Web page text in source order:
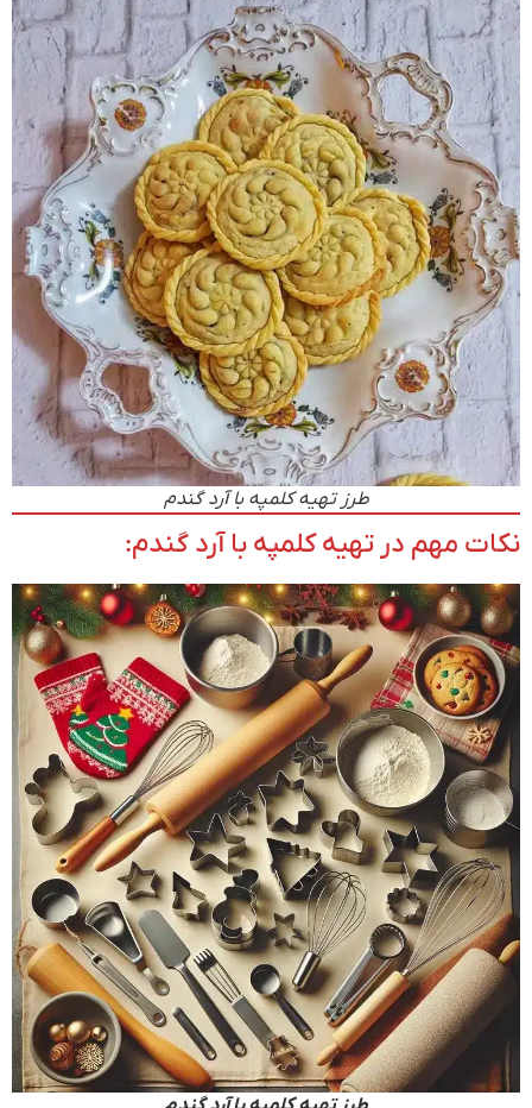
طرز تهیه کلمپه با آرد گندم
نکات مهم در تهیه کلمپه با آرد گندم: